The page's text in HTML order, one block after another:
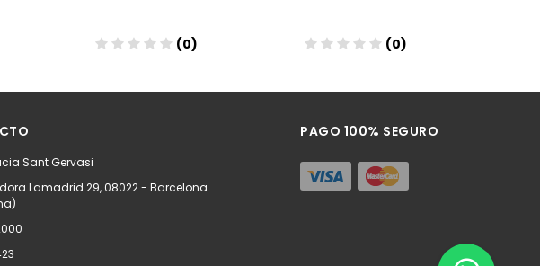
(0) (0)
Sant Gervasi
Lamadrid 29, 08022 - Barcelona
PAGO 100% SEGURO